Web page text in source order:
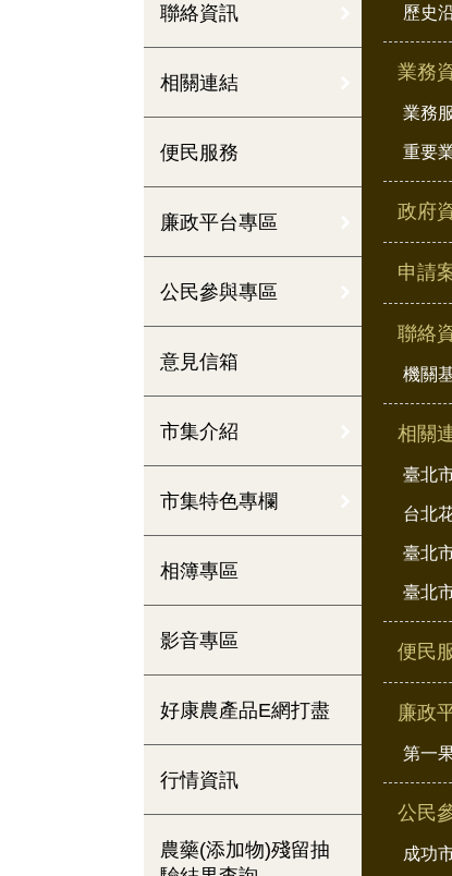
聯絡資訊
相關連結
便民服務
廉政平台專區
公民參與專區
意見信箱
市集介紹
市集特色專欄
相簿專區
影音專區
好康農產品E網打盡
行情資訊
農藥(添加物)殘留抽
歷史
業務
業務
重要
政府
申請
聯絡
機關
相關
臺北
台北
臺北
臺北
便民
廉政
第一
公民
成功